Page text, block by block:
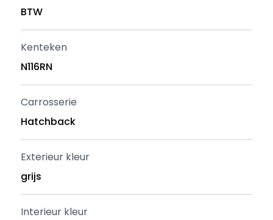
BTW
Kenteken
N116RN
Carrosserie
Hatchback
Exterieur kleur
grijs
Interieur kleur